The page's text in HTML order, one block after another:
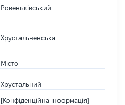
Ровеньківський
Хрустальненська
Місто
Хрустальний
[Конфіденційна інформація]